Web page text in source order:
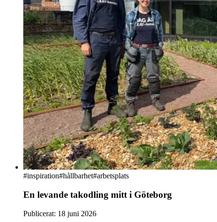
#inspiration#hållbarhet#arbetsplats
En levande takodling mitt i Göteborg
Publicerat: 18 juni 2026